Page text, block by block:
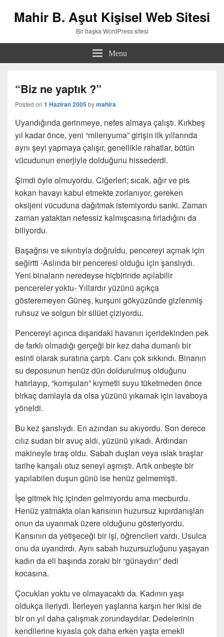
Mahir B. Aşut Kişisel Web Sitesi
Bir başka WordPress sitesi
Menu
“Biz ne yaptık ?”
Posted on 1 Haziran 2005bymahira
Uyandığında gerinmeye, nefes almaya çalıştı. Kırkbeş
yıl kadar önce, yeni “milenyuma” girişin ilk yıllarında
aynı şeyi yapmaya çalışır, genellikle rahatlar, bütün
vücudunun enerjiyle dolduğunu hissederdi.
Şimdi öyle olmuyordu. Ciğerleri; sıcak, ağır ve pis
kokan havayı kabul etmekte zorlanıyor, gereken
oksijeni vücuduna dağıtmak istemiyordu sanki. Zaman
zaman yataktan nefessiz kalmışcasına fırladığını da
biliyordu.
Başağrısı ve sıkıntıyla doğruldu, pencereyi açmak için
seğirtti -Aslında bir penceresi olduğu için şanslıydı.
Yeni binaların neredeyse hiçbirinde açılabilir
pencereler yoktu- Yıllardır yüzünü açıkça
gösteremeyen Güneş, kurşuni gökyüzünde gizlenmiş
ruhsuz ve solgun bir silüet çiziyordu.
Pencereyi açınca dışarıdaki havanın içeridekinden pek
de farklı olmadığı gerçeği bir kez daha dumanlı bir
esinti olarak suratına çarptı. Canı çok sıkkındı. Binanın
su deposunun henüz dün doldurulmuş olduğunu
hatırlayıp, “komşuları” kıymetli suyu tüketmeden önce
birkaç damlayla da olsa yüzünü yıkamak için lavaboya
yöneldi.
Bu kez şanslıydı. En azından su akıyordu. Son derece
cılız sudan bir avuç aldı, yüzünü yıkadı. Ardından
makineyle tıraş oldu. Sabah duşları veya ıslak tıraşlar
tarihe karışalı otuz seneyi aşmıştı. Artık onbeşte bir
yapılabilen duşun günü ise henüz gelmemişti.
İşe gitmek hiç içinden gelmiyordu ama mecburdu.
Henüz yatmakta olan karısının huzursuz kıpırdanışları
onun da uyanmak üzere olduğunu gösteriyordu.
Karısının da yetişeceği bir işi, öğrencileri vardı. Usulca
onu da uyandırdı. Aynı sabah huzursuzluğunu yaşayan
kadın da eli başında zoraki bir “günaydın” dedi
kocasına.
Çocukları yoktu ve olmayacaktı da. Kadının yaşı
oldukça ileriydi. İlerleyen yaşlarına karşın her ikisi de
bir on yıl daha çalışmak zorundaydılar. Dedelerinin
kendilerine kıyasla çok daha erken yaşta emekli